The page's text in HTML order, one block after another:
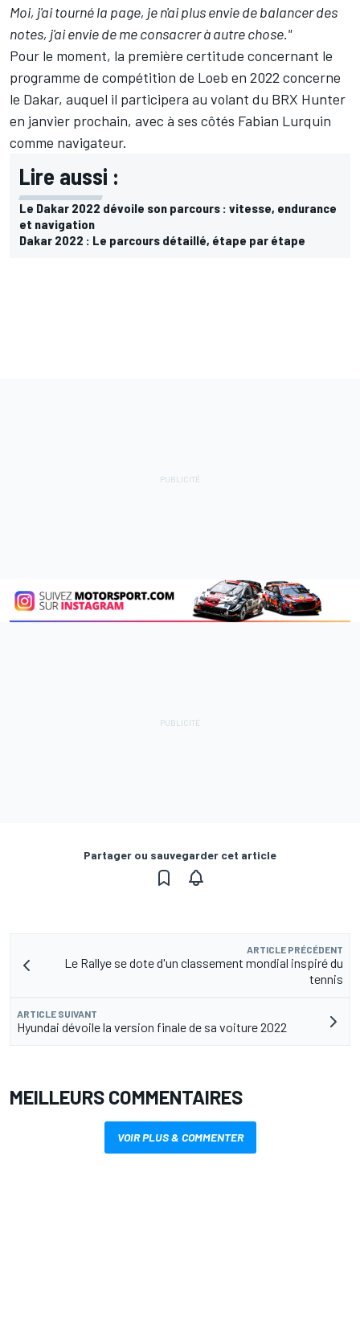
Moi, j'ai tourné la page, je n'ai plus envie de balancer des
notes, j'ai envie de me consacrer à autre chose."
Pour le moment, la première certitude concernant le
programme de compétition de Loeb en 2022 concerne
le Dakar, auquel il participera au volant du BRX Hunter
en janvier prochain, avec à ses côtés Fabian Lurquin
comme navigateur.
Lire aussi :
Le Dakar 2022 dévoile son parcours : vitesse, endurance
et navigation
Dakar 2022 : Le parcours détaillé, étape par étape
Partager ou sauvegarder cet article
ARTICLE PRÉCÉDENT
Le Rallye se dote d'un classement mondial inspiré du
tennis
ARTICLE SUIVANT
Hyundai dévoile la version finale de sa voiture 2022
MEILLEURS COMMENTAIRES
VOIR PLUS & COMMENTER